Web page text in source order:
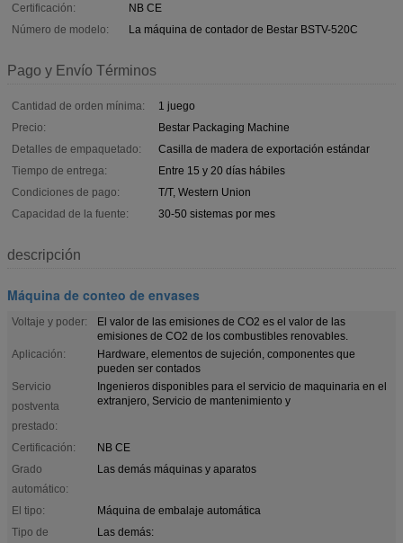
Certificación:
NB CE
Número de modelo:
La máquina de contador de Bestar BSTV-520C
Pago y Envío Términos
Cantidad de orden mínima:
1 juego
Precio:
Bestar Packaging Machine
Detalles de empaquetado:
Casilla de madera de exportación estándar
Tiempo de entrega:
Entre 15 y 20 días hábiles
Condiciones de pago:
T/T, Western Union
Capacidad de la fuente:
30-50 sistemas por mes
descripción
Máquina de conteo de envases
Voltaje y poder:
El valor de las emisiones de CO2 es el valor de las
emisiones de CO2 de los combustibles renovables.
Aplicación:
Hardware, elementos de sujeción, componentes que
pueden ser contados
Servicio
postventa
prestado:
Ingenieros disponibles para el servicio de maquinaria en el
extranjero, Servicio de mantenimiento y
Certificación:
NB CE
Grado
automático:
Las demás máquinas y aparatos
El tipo:
Máquina de embalaje automática
Tipo de
Las demás: